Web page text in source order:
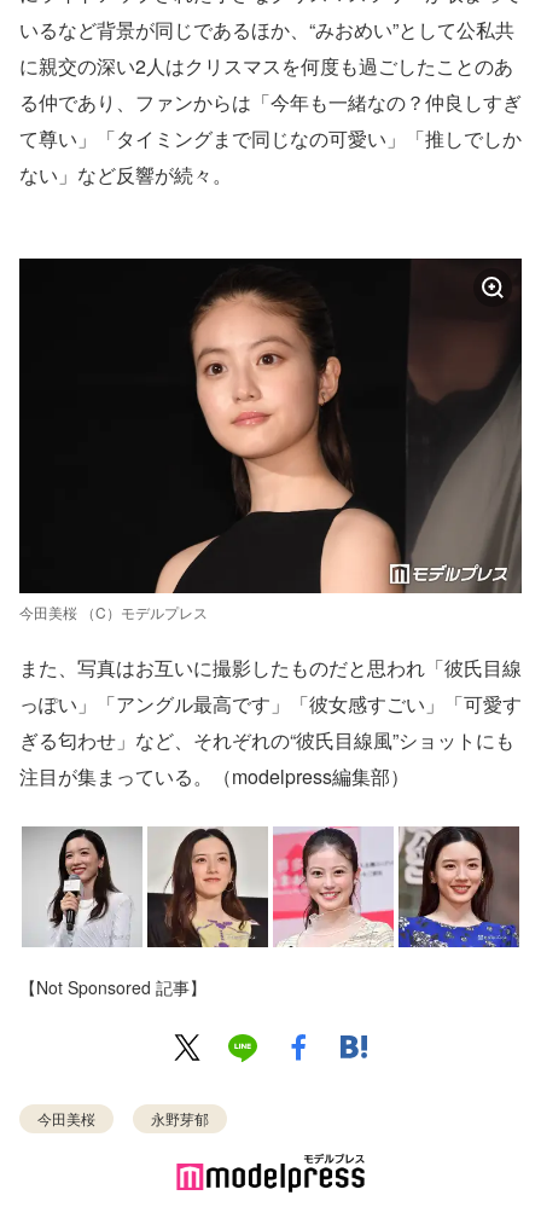
いるなど背景が同じであるほか、“みおめい”として公私共
に親交の深い2人はクリスマスを何度も過ごしたことのあ
る仲であり、ファンからは「今年も一緒なの？仲良しすぎ
て尊い」「タイミングまで同じなの可愛い」「推しでしか
ない」など反響が続々。
今田美桜 （C）モデルプレス
また、写真はお互いに撮影したものだと思われ「彼氏目線
っぽい」「アングル最高です」「彼女感すごい」「可愛す
ぎる匂わせ」など、それぞれの“彼氏目線風”ショットにも
注目が集まっている。（modelpress編集部）
【Not Sponsored 記事】
今田美桜 永野芽郁